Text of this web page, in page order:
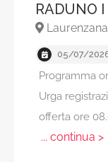
RADUNO
05/07/
Programma
Urga
offerta ore
... continua >